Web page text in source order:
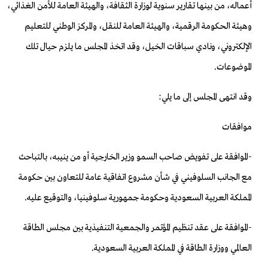
أعماله، من بينها تقارير سنوية لوزارة الثقافة، والهيئة العامة للأمن الغذائي،
وهيئة الحكومة الرقمية، والهيئة العامة للنقل، والمركز الوطني للتعليم
الإلكتروني، ونادي سباقات الخيل، وقد اتخذ المجلس ما يلزم حيال تلك
الموضوعات.
وقد انتهى المجلس إلى ما يلي:
موافقات
-الموافقة على تفويض صاحب السمو وزير الخارجية أو من ينيبه، بالتباحث
مع الجانب السلوفيني في شأن مشروع اتفاقية عامة للتعاون بين حكومة
المملكة العربية السعودية وحكومة جمهورية سلوفينيا، والتوقيع عليه.
-الموافقة على عقد تنظيم المؤتمر والجمعية التنفيذية بين مجلس الطاقة
العالمي ووزارة الطاقة في المملكة العربية السعودية.